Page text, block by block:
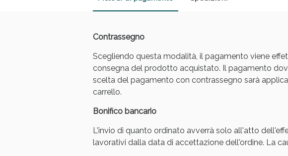
Contrassegno
Scegliendo questa modalità, il pagamento viene
consegna del prodotto acquistato. Il pagamento
scelta del pagamento con contrassegno sarà
carrello.
Bonifico bancario
L'invio di quanto ordinato avverrà solo all'atto
lavorativi dalla data di accettazione dell'ordine. La